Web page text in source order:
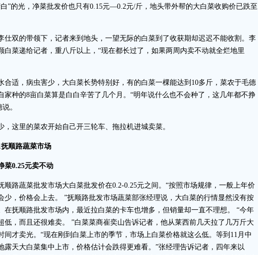
”的光，净菜批发价也只有0.15元—0.2元/斤，地头带外帮的大白菜收购价已跌至
双的带领下，记者来到地头，一望无际的白菜到了收获期却迟迟不能收割。李
白菜递给记者，重八斤以上，“现在都长过了，如果两周内卖不动就全烂地里
适，病虫害少，大白菜长势特别好，有的白菜一棵能达到10多斤，菜农于毛德
家种的8亩白菜算是白白辛苦了几个月。“明年说什么也不会种了，这几年都不挣
。
这里的菜农开始自己开三轮车、拖拉机进城卖菜。
顺路蔬菜市场
0.25元卖不动
路蔬菜批发市场大白菜批发价在0.2-0.25元之间。“按照市场规律，一般上年价
少，价格会上去。 ”抚顺路批发市场蔬菜部张经理说，大白菜的行情显然没有按
在抚顺路批发市场内，最近拉白菜的卡车也增多，但销量却一直不理想。 “今年
低，而且还很难卖。 ”白菜菜商崔奕山告诉记者，他从莱西前几天拉了几万斤大
间才卖光。“现在刚到白菜上市的季节，市场上白菜价格就这么低。等到11月中
露天大白菜集中上市，价格估计会跌得更难看。”张经理告诉记者，四年来以